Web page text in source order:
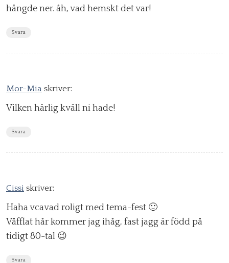
hängde ner. åh, vad hemskt det var!
Svara
Mor-Mia skriver:
Vilken härlig kväll ni hade!
Svara
Cissi skriver:
Haha vcavad roligt med tema-fest 🙂
Våfflat hår kommer jag ihåg, fast jagg är född på
tidigt 80-tal 😉
Svara